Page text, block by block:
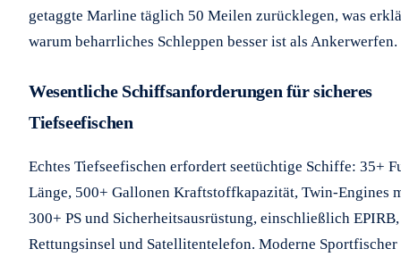
getaggte Marline täglich 50 Meilen zurücklegen, was
warum beharrliches Schleppen besser ist als Ankerwerfen.
Wesentliche Schiffsanforderungen für sicheres
Tiefseefischen
Echtes Tiefseefischen erfordert seetüchtige Schiffe: 35+
Länge, 500+ Gallonen Kraftstoffkapazität, Twin-Engines
300+ PS und Sicherheitsausrüstung, einschließlich EPIRB,
Rettungsinsel und Satellitentelefon. Moderne Sportfischer